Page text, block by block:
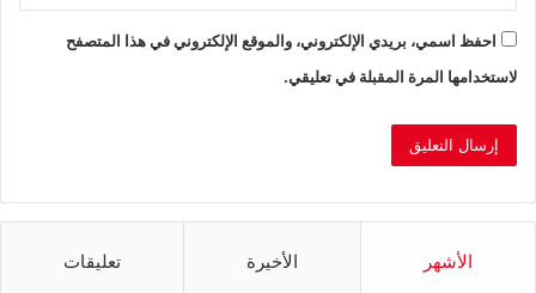
احفظ اسمي، بريدي الإلكتروني، والموقع الإلكتروني في هذا المتصفح
لاستخدامها المرة المقبلة في تعليقي.
الأشهر الأخيرة تعليقات